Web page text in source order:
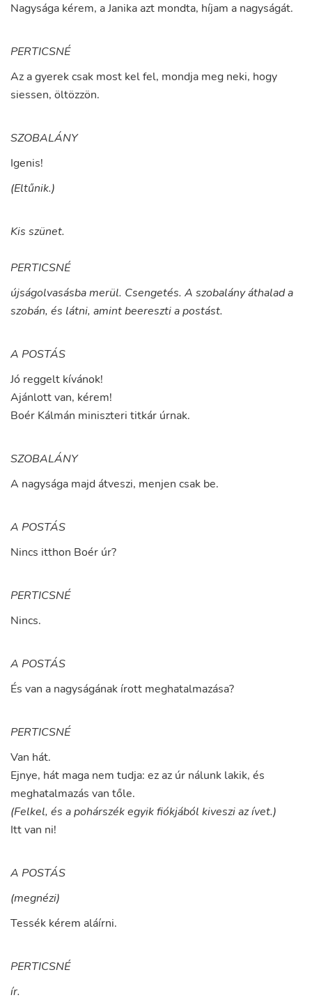
Nagysága kérem, aJanika azt mondta, híjam a nagyságát.
PERTICSNÉ
Az agyerekcsak most kelfel, mondja meg neki, hogy
siessen, öltözzön.
SZOBALÁNY
Igenis!
(Eltűnik.)
Kis szünet.
PERTICSNÉ
újságolvasásba merül. Csengetés. A szobalány áthalad a
szobán, és látni, amint beereszti a postást.
A POSTÁS
Jó reggelt kívánok!
Ajánlottvan, kérem!
Boér Kálmán miniszteri titkár úrnak.
SZOBALÁNY
A nagysága majd átveszi, menjen csak be.
A POSTÁS
Nincs itthon Boér úr?
PERTICSNÉ
Nincs.
A POSTÁS
És van a nagyságának írott meghatalmazása?
PERTICSNÉ
Van hát.
Ejnye, hát maga nem tudja: ez az úr nálunk lakik, és
meghatalmazás van tőle.
(Felkel, és a pohárszék egyik fiókjából kiveszi az ívet.)
Ittvan ni!
A POSTÁS
(megnézi)
Tessék kérem aláírni.
PERTICSNÉ
ír.